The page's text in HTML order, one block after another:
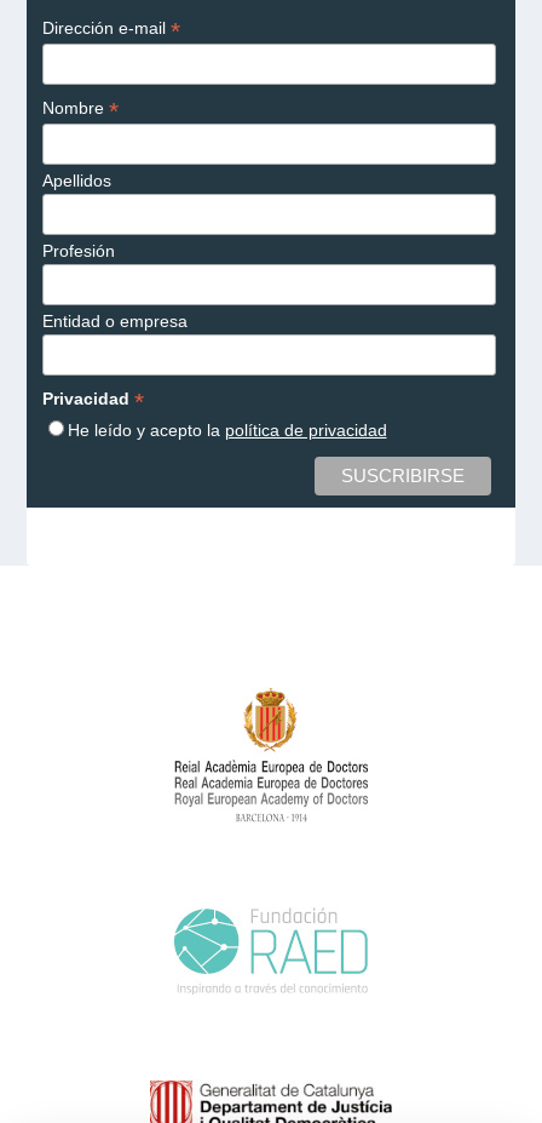
Dirección e-mail *
Nombre *
Apellidos
Profesión
Entidad o empresa
Privacidad *
He leído y acepto la política de privacidad